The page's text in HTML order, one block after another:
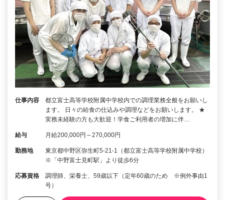
仕事内容
都立富士高等学校附属中学校内での調理業務全般をお願いし
ます。 日々の給食の仕込みや調理などをお願いします。 ★
実務未経験の方も大歓迎！学食ご利用者の増加に伴…
給与 月給200,000円～270,000円
勤務地
東京都中野区弥生町5-21-1（都立富士高等学校附属中学校）
※「中野富士見町駅」より徒歩6分
応募資格
調理師、栄養士、59歳以下（定年60歳のため ※例外事由1
号）